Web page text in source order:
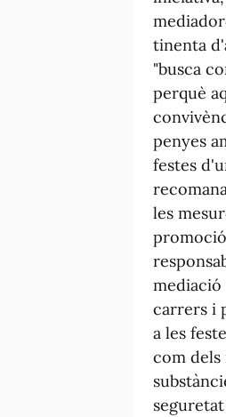
tinenta
"busca
perquè
penyes
festes
les
carrers i
a les
com dels